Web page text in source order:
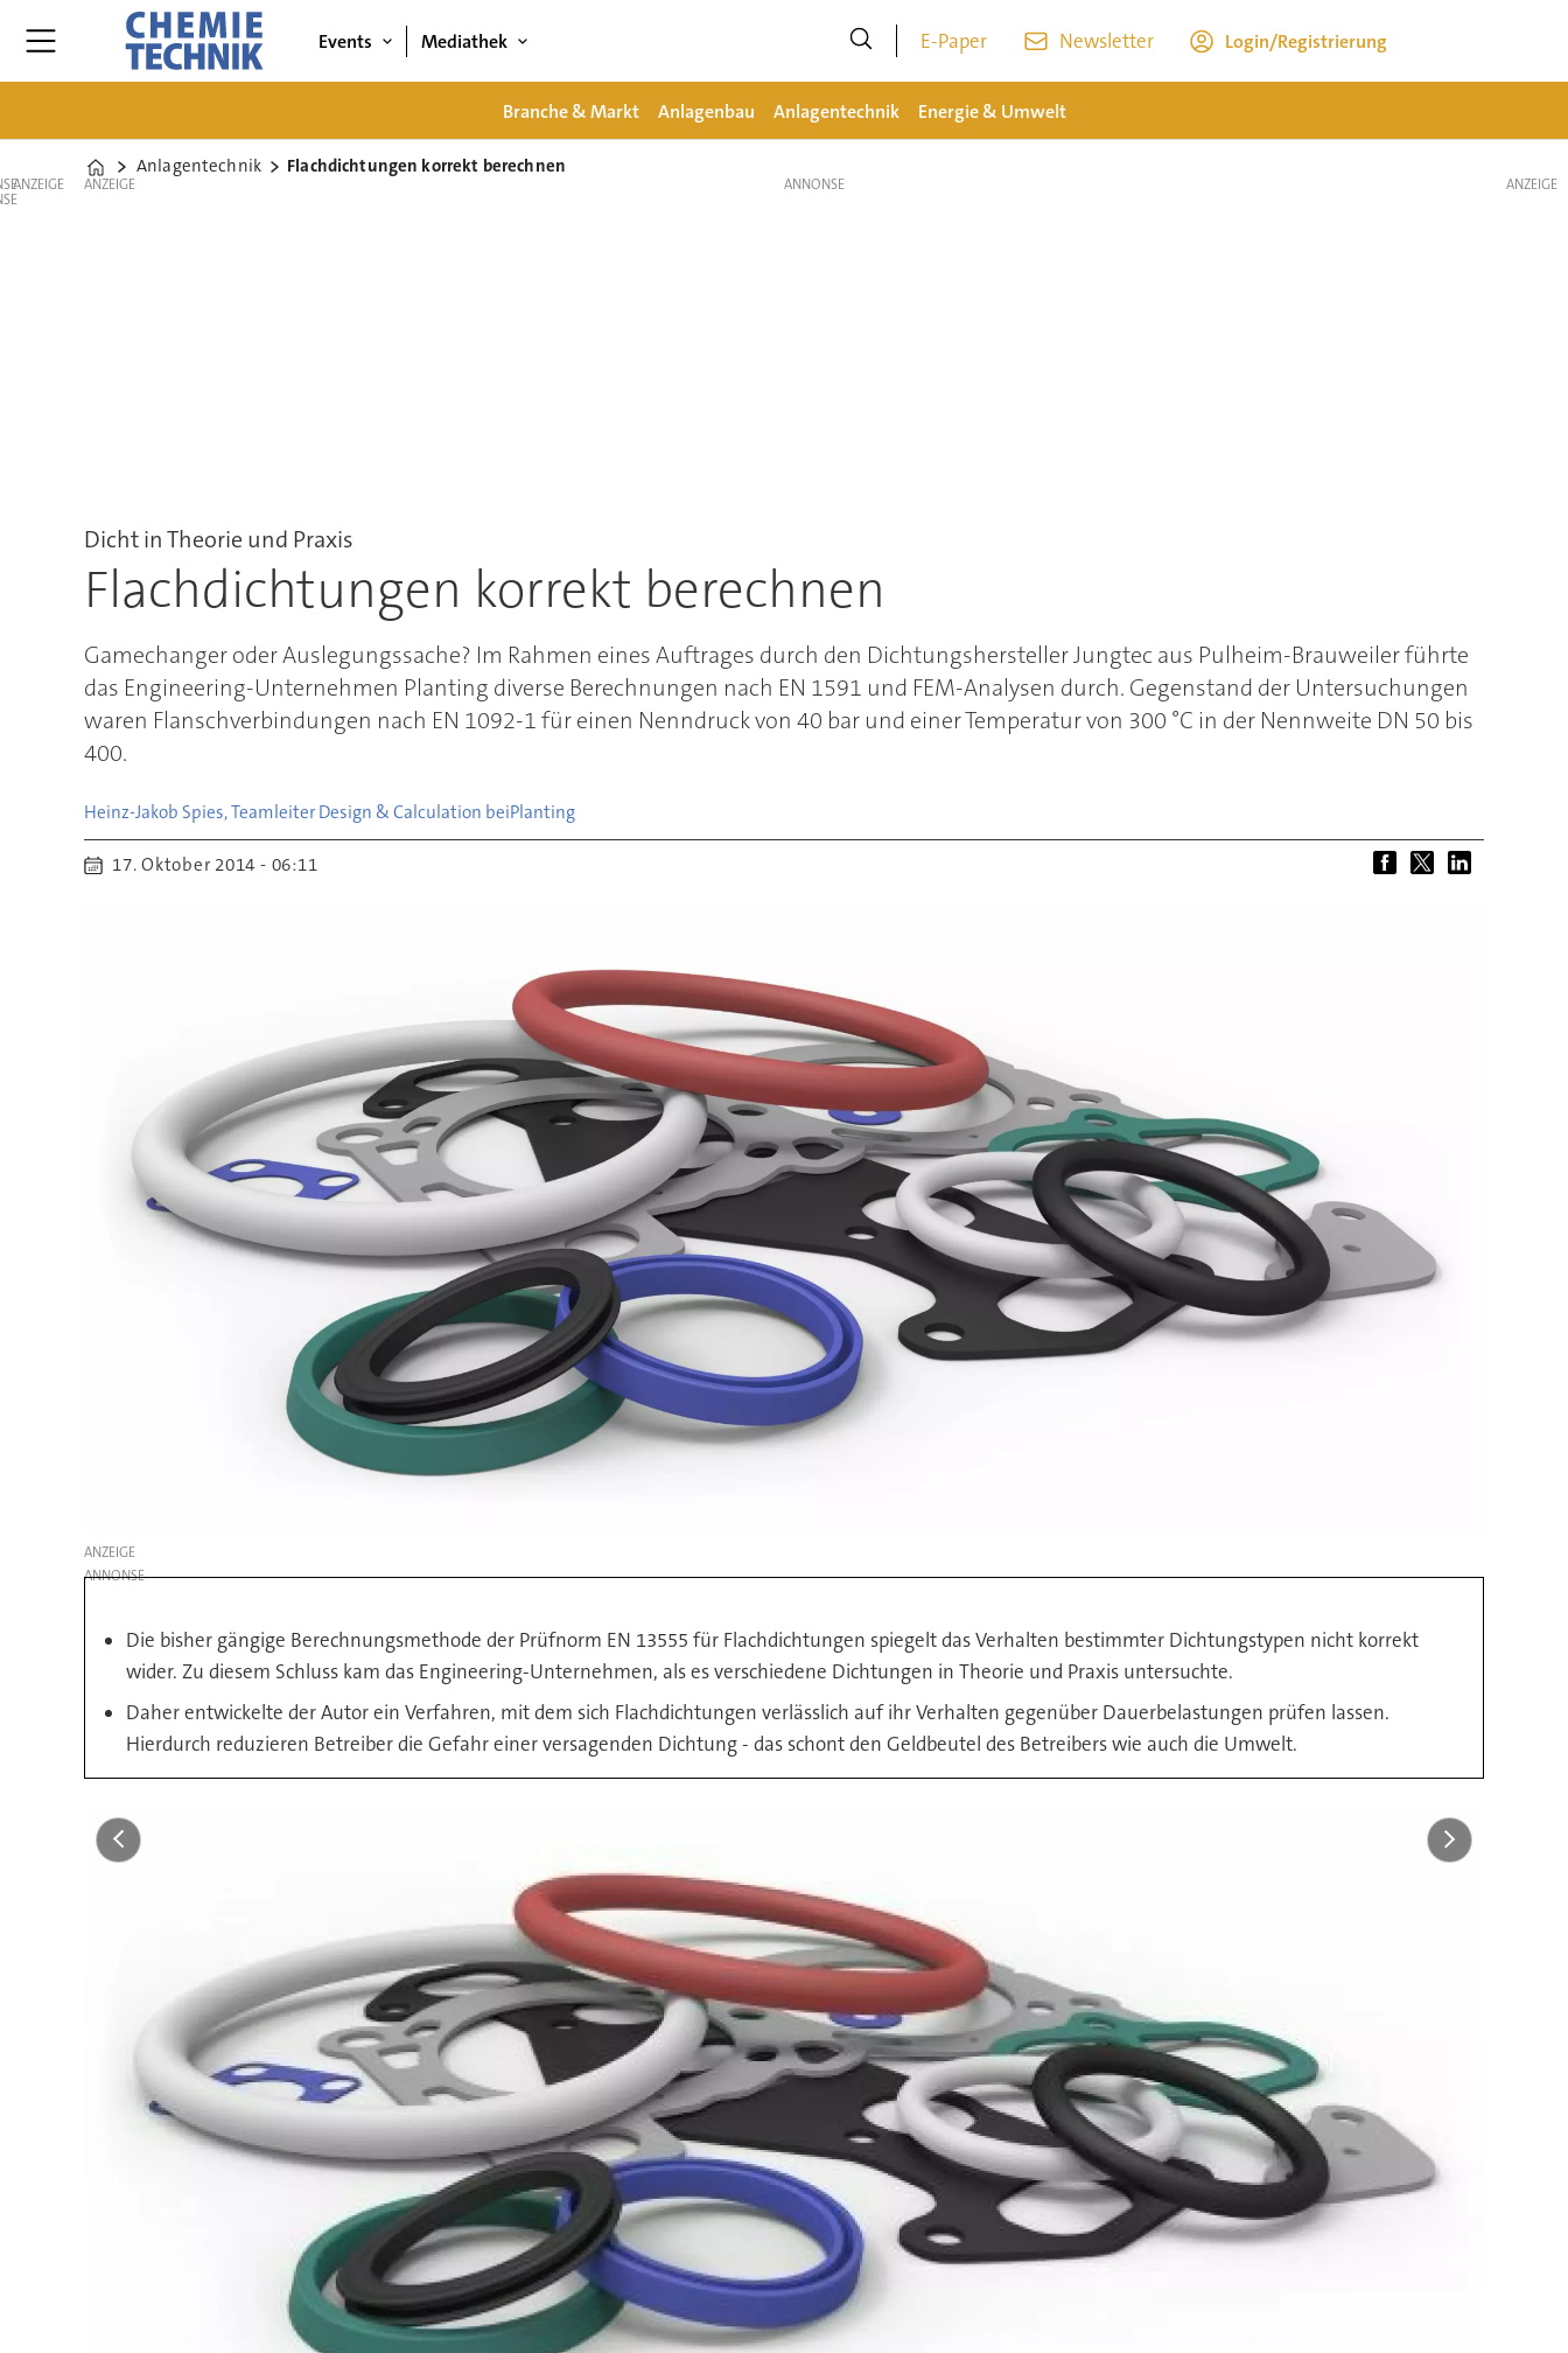
Events Mediathek E-Paper Newsletter Login/Registrierung
Branche & Markt Anlagenbau Anlagentechnik Energie & Umwelt
Home
Anlagentechnik Flachdichtungen korrekt berechnen
ANZEIGE ANZEIGE
Dicht in Theorie und Praxis
Flachdichtungen korrekt berechnen
Gamechanger oder Auslegungssache? Im Rahmen eines Auftrages durch den Dichtungshersteller Jungtec aus Pulheim-Brauweiler führte
das Engineering-Unternehmen Planting diverse Berechnungen nach EN 1591 und FEM-Analysen durch. Gegenstand der Untersuchungen
waren Flanschverbindungen nach EN 1092-1 für einen Nenndruck von 40 bar und einer Temperatur von 300 °C in der Nennweite DN 50 bis
400.
Heinz-Jakob Spies, Teamleiter Design & Calculation beiPlanting
17. Oktober 2014 - 06:11
ANZEIGE
Die bisher gängige Berechnungsmethode der Prüfnorm EN 13555 für Flachdichtungen spiegelt das Verhalten bestimmter Dichtungstypen nicht korrekt
wider. Zu diesem Schluss kam das Engineering-Unternehmen, als es verschiedene Dichtungen in Theorie und Praxis untersuchte.
Daher entwickelte der Autor ein Verfahren, mit dem sich Flachdichtungen verlässlich auf ihr Verhalten gegenüber Dauerbelastungen prüfen lassen.
Hierdurch reduzieren Betreiber die Gefahr einer versagenden Dichtung - das schont den Geldbeutel des Betreibers wie auch die Umwelt.
ANZEIGE